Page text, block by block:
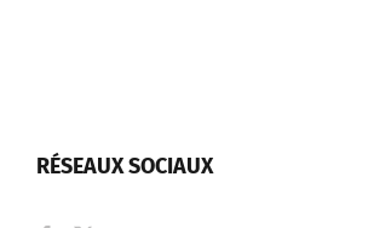
RÉSEAUX SOCIAUX